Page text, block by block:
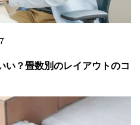
い？畳数別のレイアウトのコ